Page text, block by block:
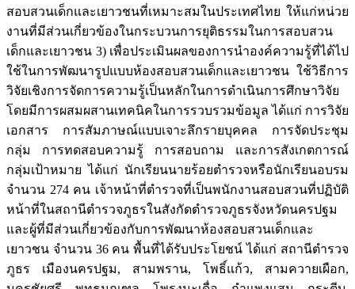
สอบสวนเด็กและเยาวชนที่เหมาะสมในประเทศไทย ให้แก่หน่วย
งานที่มีส่วนเกี่ยวข้องในกระบวนการยุติธรรมในการสอบสวน
เด็กและเยาวชน 3) เพื่อประเมินผลของการนำองค์ความรู้ที่ได้ไป
ใช้ในการพัฒนารูปแบบห้องสอบสวนเด็กและเยาวชน ใช้วิธีการ
วิจัยเชิงการจัดการความรู้เป็นหลักในการดำเนินการศึกษาวิจัย
โดยมีการผสมผสานเทคนิคในการรวบรวมข้อมูล ได้แก่ การวิจัย
เอกสาร การสัมภาษณ์แบบเจาะลึกรายบุคคล การจัดประชุม
กลุ่ม การทดสอบความรู้ การสอบถาม และการสังเกตการณ์
กลุ่มเป้าหมาย ได้แก่ นักเรียนนายร้อยตำรวจหรือนักเรียนอบรม
จำนวน 274 คน เจ้าหน้าที่ตำรวจที่เป็นพนักงานสอบสวนที่ปฏิบัติ
หน้าที่ในสถานีตำรวจภูธรในสังกัดตำรวจภูธรจังหวัดนครปฐม
และผู้ที่มีส่วนเกี่ยวข้องกับการพัฒนาห้องสอบสวนเด็กและ
เยาวชน จำนวน 36 คน พื้นที่ได้รับประโยชน์ ได้แก่ สถานีตำรวจ
ภูธร เมืองนครปฐม, สามพราน, โพธิ์แก้ว, สามควายเผือก,